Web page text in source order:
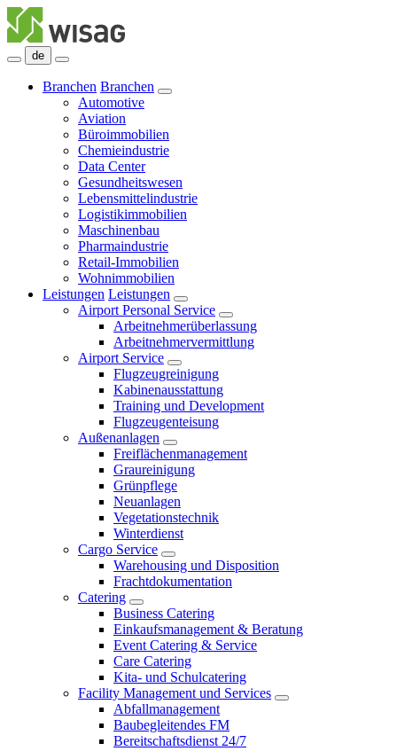
de
Branchen Branchen
Automotive
Aviation
Büroimmobilien
Chemieindustrie
Data Center
Gesundheitswesen
Lebensmittelindustrie
Logistikimmobilien
Maschinenbau
Pharmaindustrie
Retail-Immobilien
Wohnimmobilien
Leistungen Leistungen
Airport Personal Service
Arbeitnehmerüberlassung
Arbeitnehmervermittlung
Airport Service
Flugzeugreinigung
Kabinenausstattung
Training und Development
Flugzeugenteisung
Außenanlagen
Freiflächenmanagement
Graureinigung
Grünpflege
Neuanlagen
Vegetationstechnik
Winterdienst
Cargo Service
Warehousing und Disposition
Frachtdokumentation
Catering
Business Catering
Einkaufsmanagement & Beratung
Event Catering & Service
Care Catering
Kita- und Schulcatering
Facility Management und Services
Abfallmanagement
Baubegleitendes FM
Bereitschaftsdienst 24/7